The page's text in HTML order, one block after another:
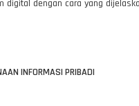
dengan cara yang
INFORMASI PRIBADI